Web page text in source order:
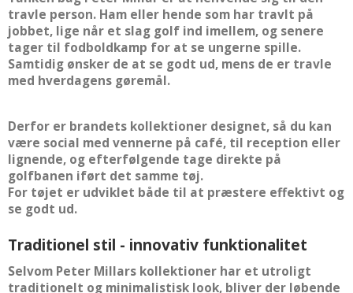
travle person. Ham eller hende som har travlt på
jobbet, lige når et slag golf ind imellem, og senere
tager til fodboldkamp for at se ungerne spille.
Samtidig ønsker de at se godt ud, mens de er travle
med hverdagens gøremål.
Derfor er brandets kollektioner designet, så du kan
være social med vennerne på café, til reception eller
lignende, og efterfølgende tage direkte på
golfbanen iført det samme tøj.
For tøjet er udviklet både til at præstere effektivt og
se godt ud.
Traditionel stil - innovativ funktionalitet
Selvom Peter Millars kollektioner har et utroligt
traditionelt og minimalistisk look, bliver der løbende